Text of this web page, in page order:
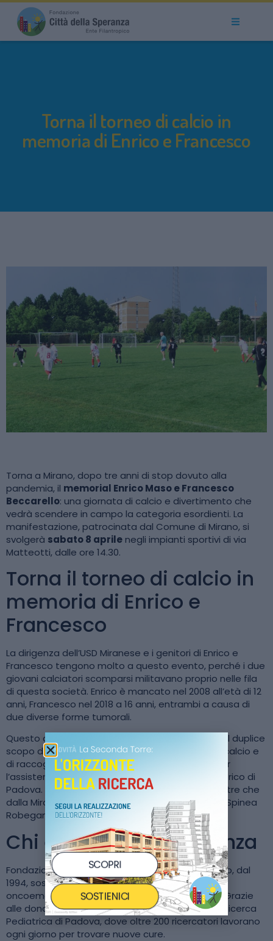
Torna il torneo di calcio in
memoria di Enrico e Francesco
Torna a Mirano, dopo tre anni di stop dovuto alla
pandemia, il memorial Enrico Maso e Francesco
Beccarello: una giornata di calcio e divertimento che
vedrà scendere in campo la categoria esordienti. La
manifestazione, patrocinata dal Comune di Mirano, si
svolgerà sabato 8 aprile negli impianti sportivi di via
Matteotti, dalle ore 14.30.
Torna il torneo di calcio in
memoria di Enrico e
Francesco
La dirigenza dell’USD Miranese e i genitori di Enrico e
Francesco tengono molto a questo evento, perché i due
giovani calciatori scomparsi militavano proprio nelle fila
di questa società. Enrico è mancato nel 2008 all’età di 12
anni, Francesco nel 2018 a 16 anni, entrambi a causa di
due diverse forme tumorali.
Questo appuntamento di sport e solidarietà ha il duplice
scopo di ricordare la loro grande passione per il calcio e
di raccogliere fondi per la ricerca pediatrica e per
l’assistenza ai piccoli pazienti dell’hospice pediatrico di
Padova. L’invito a partecipare è stato accolto, oltre che
dalla Miranese, anche da S. Marco Stigliano e da Spinea
Robeganese/F. Salzano.
Chi è Città della Speranza
Fondazione Città della Speranza Ente Filantropico, dal
1994, sostiene la ricerca sulle malattie
oncoematologiche e malattie rare pediatriche. Grazie
alle donazioni ricevute, ha realizzato l’Istituto di Ricerca
Pediatrica di Padova, dove oltre 200 ricercatori lavorano
ogni giorno per trovare nuove cure.
SCOPRI
SOSTIENICI